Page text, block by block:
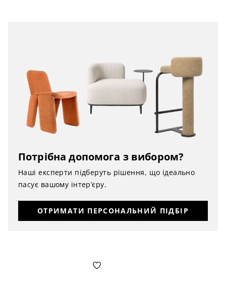
Потрібна допомога з вибором?
Наші експерти підберуть рішення, що ідеально
пасує вашому інтер’єру.
ОТРИМАТИ ПЕРСОНАЛЬНИЙ ПІДБІР